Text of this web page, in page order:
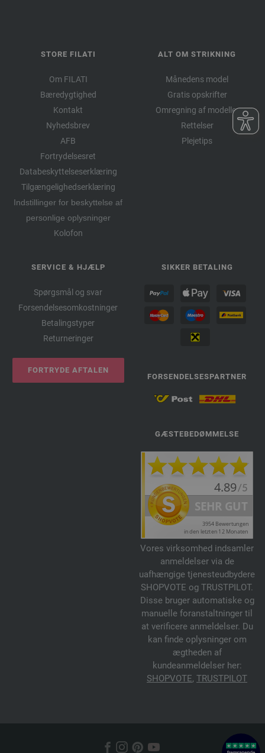
STORE FILATI
Om FILATI
Bæredygtighed
Kontakt
Nyhedsbrev
AFB
Fortrydelsesret
Databeskyttelseserklæring
Tilgængelighedserklæring
Indstillinger for beskyttelse af
personlige oplysninger
Kolofon
ALT OM STRIKNING
Månedens model
Gratis opskrifter
Omregning af modeller
Rettelser
Plejetips
SERVICE & HJÆLP
Spørgsmål og svar
Forsendelsesomkostninger
Betalingstyper
Returneringer
FORTRYDE AFTALEN
SIKKER BETALING
FORSENDELSESPARTNER
GÆSTEBEDØMMELSE
Vores virksomhed indsamler
anmeldelser via de
uafhængige tjenesteudbydere
SHOPVOTE og TRUSTPILOT.
Disse bruger automatiske og
manuelle foranstaltninger til
at verificere anmeldelser. Du
kan finde oplysninger om
ægtheden af
kundeanmeldelser her:
SHOPVOTE, TRUSTPILOT